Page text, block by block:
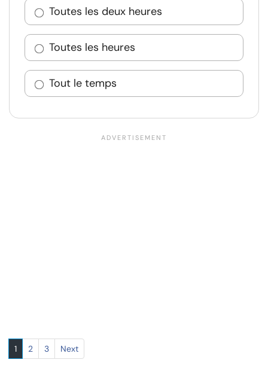
Toutes les deux heures
Toutes les heures
Tout le temps
1 2 3 Next